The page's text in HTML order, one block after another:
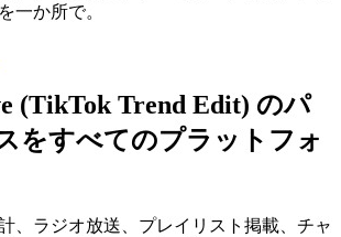
一か所で。
(TikTok Trend Edit) のパ
をすべてのプラットフォ
、ラジオ放送、プレイリスト掲載、チャ